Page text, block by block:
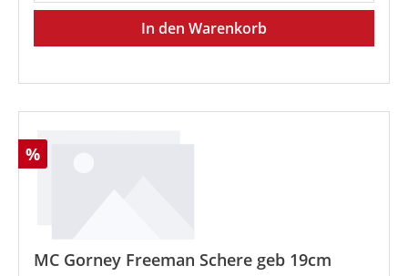
In den Warenkorb
Rabatt
%
MC Gorney Freeman Schere geb 19cm